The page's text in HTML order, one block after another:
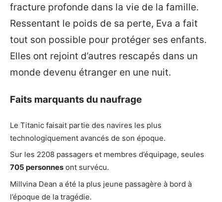
fracture profonde dans la vie de la famille.
Ressentant le poids de sa perte, Eva a fait
tout son possible pour protéger ses enfants.
Elles ont rejoint d’autres rescapés dans un
monde devenu étranger en une nuit.
Faits marquants du naufrage
Le Titanic faisait partie des navires les plus
technologiquement avancés de son époque.
Sur les 2208 passagers et membres d’équipage, seules
705 personnes ont survécu.
Millvina Dean a été la plus jeune passagère à bord à
l’époque de la tragédie.